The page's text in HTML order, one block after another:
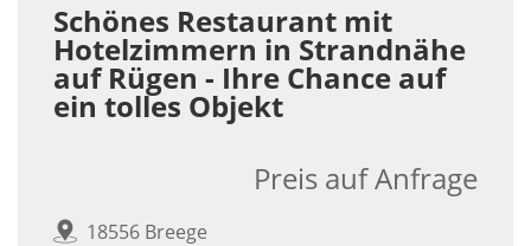
Schönes Restaurant mit
Hotelzimmern in Strandnähe
auf Rügen - Ihre Chance auf
ein tolles Objekt
18556 Breege
Preis auf Anfrage